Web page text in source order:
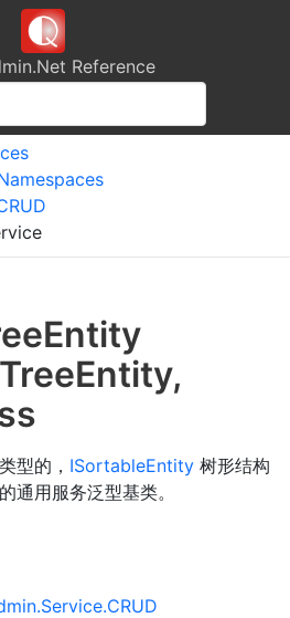
Reference
Entity
,
型的， ISortableEntity 树形结构
通用服务泛型基类。